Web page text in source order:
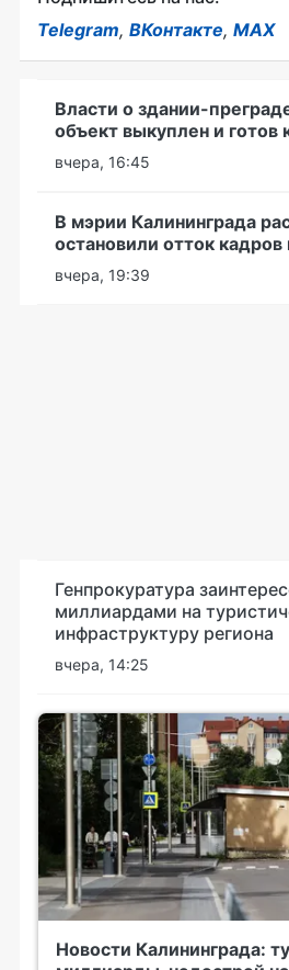
Telegram, ВКонтакте, MAX
Власти о здании-
объект выкуплен и готов
вчера, 16:45
В мэрии Калининграда
остановили отток кадров
вчера, 19:39
Генпрокуратура
миллиардами на
инфраструктуру региона
вчера, 14:25
Новости Калининграда: